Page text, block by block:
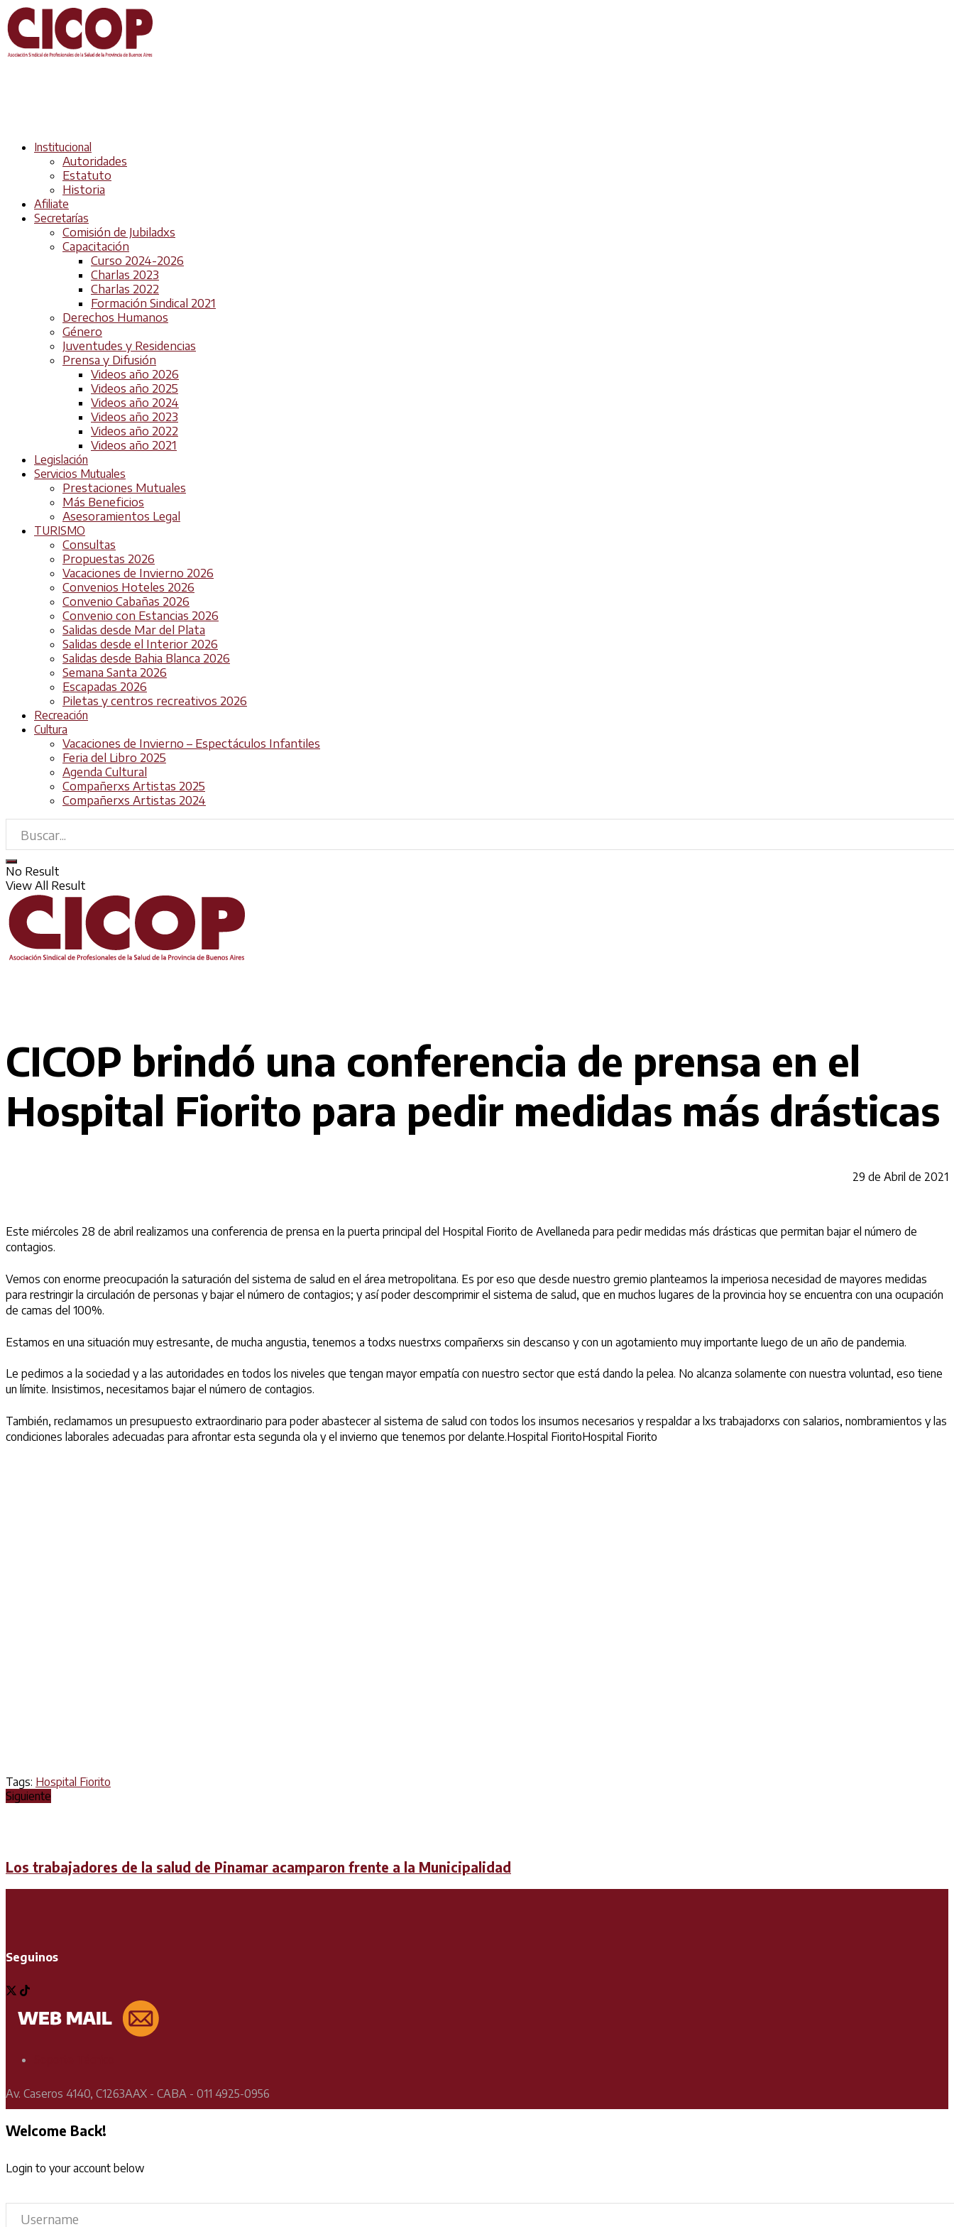
Institucional
Autoridades
Estatuto
Historia
Afiliate
Secretarías
Comisión de Jubiladxs
Capacitación
Curso 2024-2026
Charlas 2023
Charlas 2022
Formación Sindical 2021
Derechos Humanos
Género
Juventudes y Residencias
Prensa y Difusión
Videos año 2026
Videos año 2025
Videos año 2024
Videos año 2023
Videos año 2022
Videos año 2021
Legislación
Servicios Mutuales
Prestaciones Mutuales
Más Beneficios
Asesoramientos Legal
TURISMO
Consultas
Propuestas 2026
Vacaciones de Invierno 2026
Convenios Hoteles 2026
Convenio Cabañas 2026
Convenio con Estancias 2026
Salidas desde Mar del Plata
Salidas desde el Interior 2026
Salidas desde Bahia Blanca 2026
Semana Santa 2026
Escapadas 2026
Piletas y centros recreativos 2026
Recreación
Cultura
Vacaciones de Invierno – Espectáculos Infantiles
Feria del Libro 2025
Agenda Cultural
Compañerxs Artistas 2025
Compañerxs Artistas 2024
No Result
View All Result
CICOP brindó una conferencia de prensa en el
Hospital Fiorito para pedir medidas más drásticas
29 de Abril de 2021
Este miércoles 28 de abril realizamos una conferencia de prensa en la puerta principal del Hospital Fiorito de Avellaneda para pedir medidas más drásticas que permitan bajar el número de
contagios.
Vemos con enorme preocupación la saturación del sistema de salud en el área metropolitana. Es por eso que desde nuestro gremio planteamos la imperiosa necesidad de mayores medidas
para restringir la circulación de personas y bajar el número de contagios; y así poder descomprimir el sistema de salud, que en muchos lugares de la provincia hoy se encuentra con una ocupación
de camas del 100%.
Estamos en una situación muy estresante, de mucha angustia, tenemos a todxs nuestrxs compañerxs sin descanso y con un agotamiento muy importante luego de un año de pandemia.
Le pedimos a la sociedad y a las autoridades en todos los niveles que tengan mayor empatía con nuestro sector que está dando la pelea. No alcanza solamente con nuestra voluntad, eso tiene
un límite. Insistimos, necesitamos bajar el número de contagios.
También, reclamamos un presupuesto extraordinario para poder abastecer al sistema de salud con todos los insumos necesarios y respaldar a lxs trabajadorxs con salarios, nombramientos y las
condiciones laborales adecuadas para afrontar esta segunda ola y el invierno que tenemos por delante.Hospital FioritoHospital Fiorito
Tags: Hospital Fiorito
Siguiente
Los trabajadores de la salud de Pinamar acamparon frente a la Municipalidad
Seguinos
Av. Caseros 4140, C1263AAX - CABA - 011 4925-0956
Welcome Back!
Login to your account below